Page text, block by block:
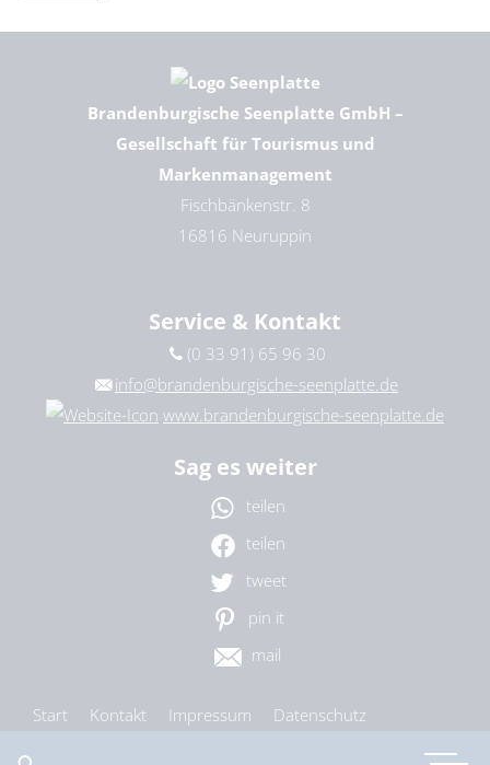
Brandenburgische Seenplatte GmbH –
Gesellschaft für Tourismus und
Markenmanagement
Fischbänkenstr. 8
16816 Neuruppin
Service & Kontakt
(0 33 91) 65 96 30
info@brandenburgische-seenplatte.de
www.brandenburgische-seenplatte.de
Sag es weiter
teilen
teilen
tweet
pin it
mail
Start Kontakt Impressum
Datenschutz